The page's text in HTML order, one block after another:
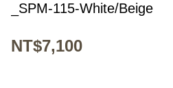
_SPM-115-White/Beige
NT$7,100